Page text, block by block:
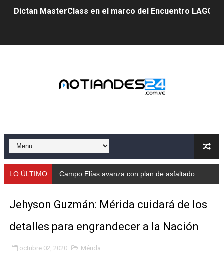
Dictan MasterClass en el marco del Encuentro LAGO
Gobernador Arnaldo Sánchez apadrina a más de 993
Mérida fortalece su reserva deportiva de cara a
Gobernación de Mérida instalará mesa de trabajo con
Fundecem ofrece taller de bordado en punto de cruz
Gobierno bolivariano avanza en la transformación del
LO ÚLTIMO Campo Elías avanza con plan de asfaltado
Jehyson Guzmán: Mérida cuidará de los
detalles para engrandecer a la Nación
octubre 02, 2020 Mérida